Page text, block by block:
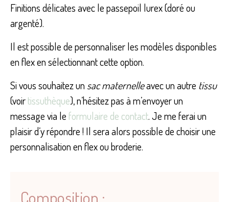
Finitions délicates avec le passepoil lurex (doré ou
argenté).
Il est possible de personnaliser les modèles disponibles
en flex en sélectionnant cette option.
Si vous souhaitez un sac maternelleavec un autre tissu
(voirtissuthèque), n’hésitez pas à m’envoyer un
message via le formulaire de contact. Je me ferai un
plaisir d’y répondre ! Il sera alors possible de choisir une
personnalisation en flex ou broderie.
Composition :